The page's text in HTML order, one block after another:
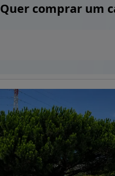
Quer comprar um